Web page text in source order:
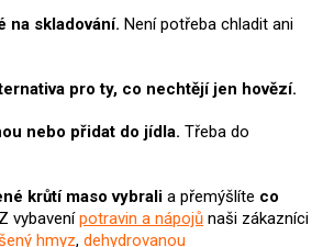
na skladování. Není potřeba chladit ani
pro ty, co nechtějí jen hovězí.
nebo přidat do jídla. Třeba do
krůtí masovybrali a přemýšlíte co
vybavenípotravin a nápojů naši zákazníci
hmyz, dehydrovanou